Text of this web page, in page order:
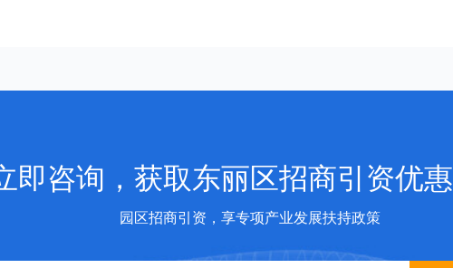
即咨询，获取东丽区招商引资优
园区招商引资，享专项产业发展扶持政策